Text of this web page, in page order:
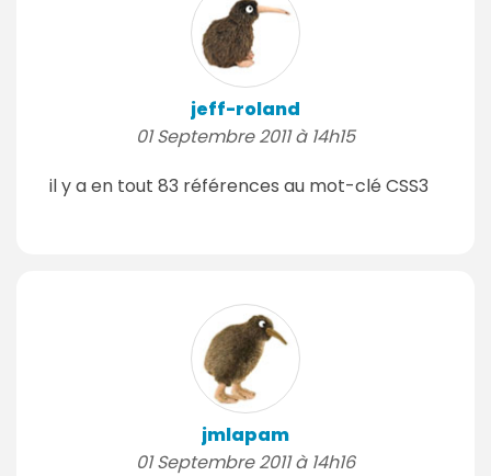
jeff-roland
01 Septembre 2011 à 14h15
il y a en tout 83 références au mot-clé CSS3
jmlapam
01 Septembre 2011 à 14h16